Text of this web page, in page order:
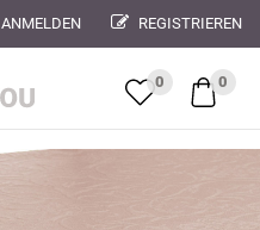
ANMELDEN REGISTRIEREN
0 0